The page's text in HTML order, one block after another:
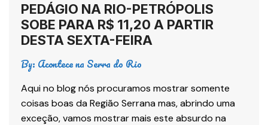
PEDÁGIO NA RIO-PETRÓPOLIS
SOBE PARA R$ 11,20 A PARTIR
DESTA SEXTA-FEIRA
By: Acontece na Serra do Rio
Aqui no blog nós procuramos mostrar somente
coisas boas da Região Serrana mas, abrindo uma
exceção, vamos mostrar mais este absurdo na